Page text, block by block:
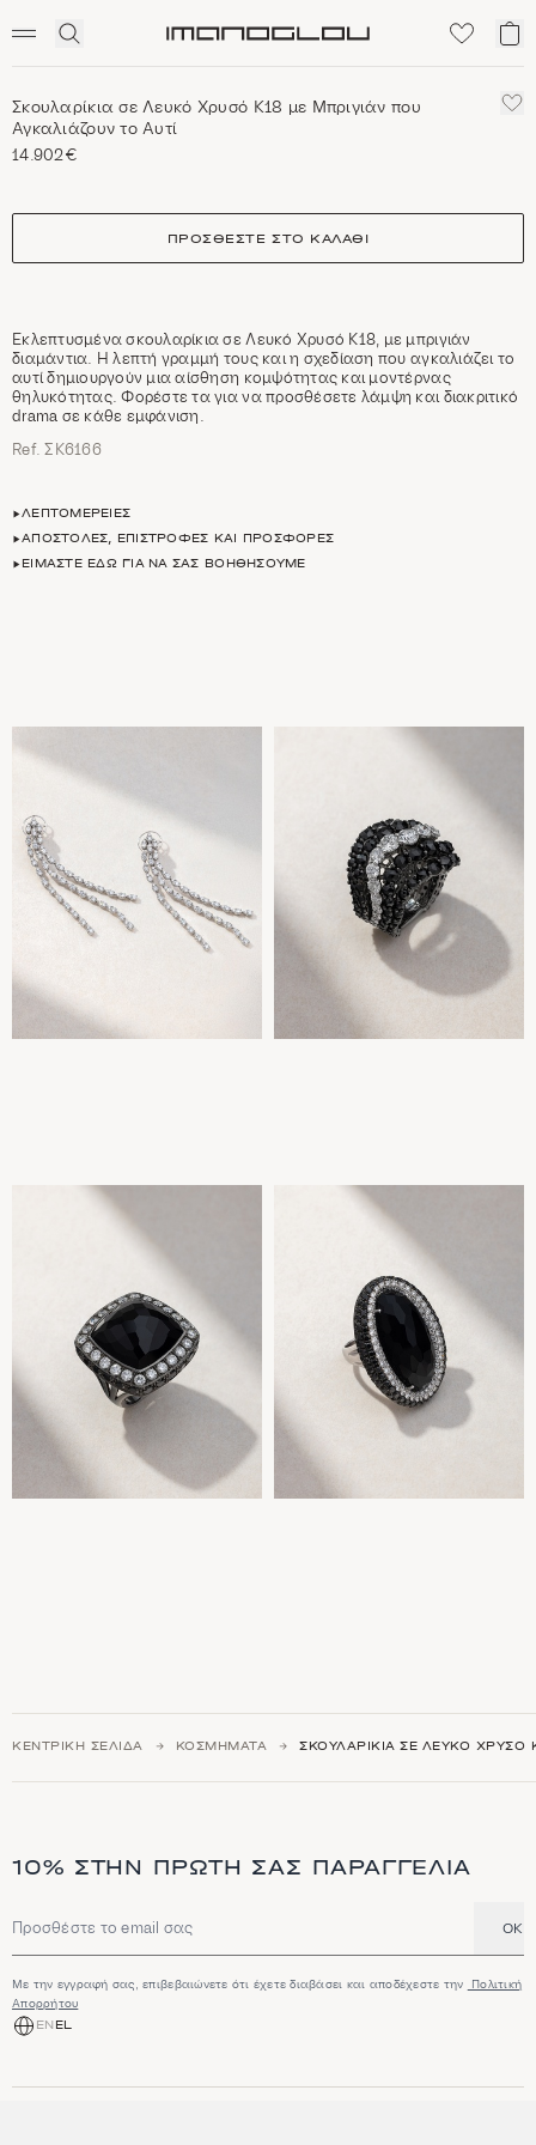
Click
search
Το
Σκουλαρίκια σε Λευκό Χρυσό Κ18 με Μπριγιάν που
Αγκαλιάζουν το Αυτί
14.902€
size
ΠΡΟΣΘΈΣΤΕ ΣΤΟ ΚΑΛΆΘΙ
Εκλεπτυσμένα σκουλαρίκια σε Λευκό Χρυσό Κ18, με μπριγιάν
διαμάντια. Η λεπτή γραμμή τους και η σχεδίαση που αγκαλιάζει το
αυτί δημιουργούν μια αίσθηση κομψότητας και μοντέρνας
θηλυκότητας. Φορέστε τα για να προσθέσετε λάμψη και διακριτικό
drama σε κάθε εμφάνιση.
Ref. ΣΚ6166
ΛΕΠΤΟΜΈΡΕΙΕΣ
ΑΠΟΣΤΟΛΈΣ, ΕΠΙΣΤΡΟΦΈΣ ΚΑΙ ΠΡΟΣΦΟΡΈΣ
ΕΊΜΑΣΤΕ ΕΔΏ ΓΙΑ ΝΑ ΣΑΣ ΒΟΗΘΉΣΟΥΜΕ
ΚΕΝΤΡΙΚΉ ΣΕΛΊΔΑ ΚΟΣΜΉΜΑΤΑ ΣΚΟΥΛΑΡΊΚΙΑ ΣΕ ΛΕΥΚΌ ΧΡΥΣΌ
10% ΣΤΗΝ ΠΡΏΤΗ ΣΑΣ ΠΑΡΑΓΓΕΛΊΑ
Διεύθυνση email OK
Με την εγγραφή σας, επιβεβαιώνετε ότι έχετε διαβάσει και αποδέχεστε την
Πολιτική
Απορρήτου
EN EL